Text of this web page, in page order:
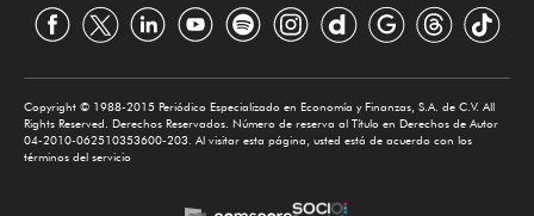
Copyright © 1988-2015 Periódico Especializado en Economía y Finanzas, S.A. de C.V. All
Rights Reserved. Derechos Reservados. Número de reserva al Título en Derechos de Autor
04-2010-062510353600-203. Al visitar esta página, usted está de acuerdo con los
términos del servicio